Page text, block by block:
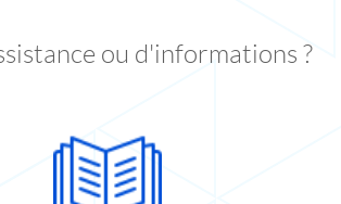
ou d'informations ?